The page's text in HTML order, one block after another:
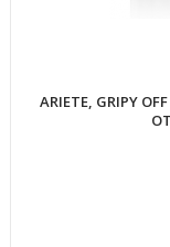
ARIETE, GRIPY